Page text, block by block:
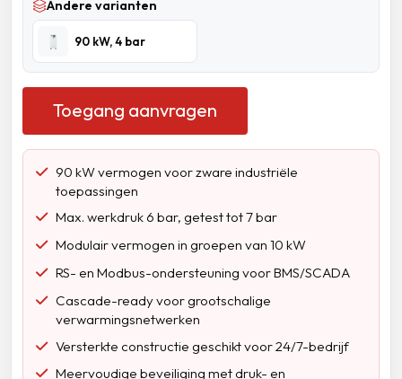
Andere varianten
90 kW, 4 bar
Toegang aanvragen
90 kW vermogen voor zware industriële
toepassingen
Max. werkdruk 6 bar, getest tot 7 bar
Modulair vermogen in groepen van 10 kW
RS- en Modbus-ondersteuning voor BMS/SCADA
Cascade-ready voor grootschalige
verwarmingsnetwerken
Versterkte constructie geschikt voor 24/7-bedrijf
Meervoudige beveiliging met druk- en